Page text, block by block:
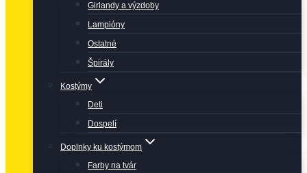
Girlandy a výzdoby
Lampióny
Ostatné
Špirály
Kostýmy
Deti
Dospelí
Doplnky ku kostýmom
Farby na tvár